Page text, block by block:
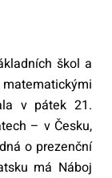
škol a
v pátek 21.
– v Česku,
o prezenční
má Náboj